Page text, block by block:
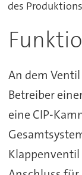
des
An dem
Betreiber
eine CIP-
Klappenventil